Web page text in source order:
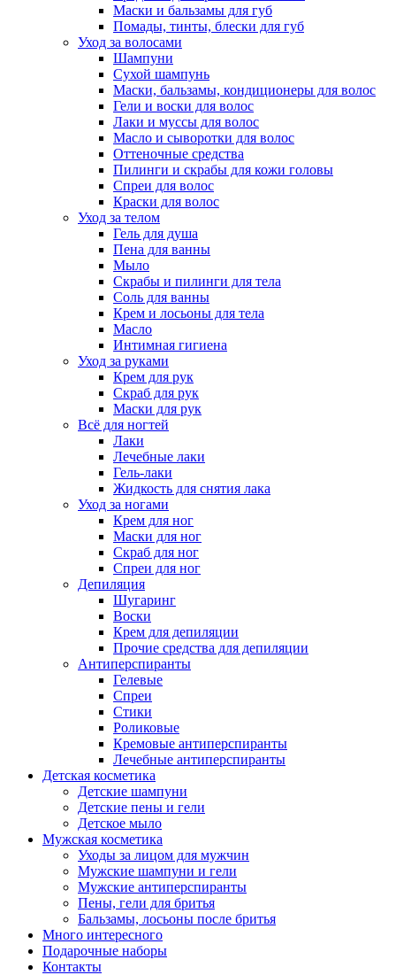
Маски и бальзамы для губ
Помады, тинты, блески для губ
Уход за волосами
Шампуни
Сухой шампунь
Маски, бальзамы, кондиционеры для волос
Гели и воски для волос
Лаки и муссы для волос
Масло и сыворотки для волос
Оттеночные средства
Пилинги и скрабы для кожи головы
Спреи для волос
Краски для волос
Уход за телом
Гель для душа
Пена для ванны
Мыло
Скрабы и пилинги для тела
Соль для ванны
Крем и лосьоны для тела
Масло
Интимная гигиена
Уход за руками
Крем для рук
Скраб для рук
Маски для рук
Всё для ногтей
Лаки
Лечебные лаки
Гель-лаки
Жидкость для снятия лака
Уход за ногами
Крем для ног
Маски для ног
Скраб для ног
Спреи для ног
Депиляция
Шугаринг
Воски
Крем для депиляции
Прочие средства для депиляции
Антиперспиранты
Гелевые
Спреи
Стики
Роликовые
Кремовые антиперспиранты
Лечебные антиперспиранты
Детская косметика
Детские шампуни
Детские пены и гели
Детское мыло
Мужская косметика
Уходы за лицом для мужчин
Мужские шампуни и гели
Мужские антиперспиранты
Пены, гели для бритья
Бальзамы, лосьоны после бритья
Много интересного
Подарочные наборы
Контакты